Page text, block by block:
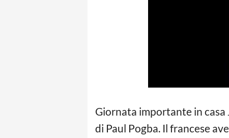
Giornata importante in casa
di Paul Pogba. Il francese